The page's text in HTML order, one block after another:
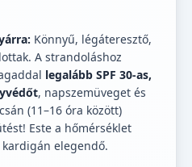
Könnyű, légáteresztő,
A strandoláshoz
legalább SPF 30-as,
, napszemüveget és
(11–16 óra között)
Este a hőmérséklet
elegendő.